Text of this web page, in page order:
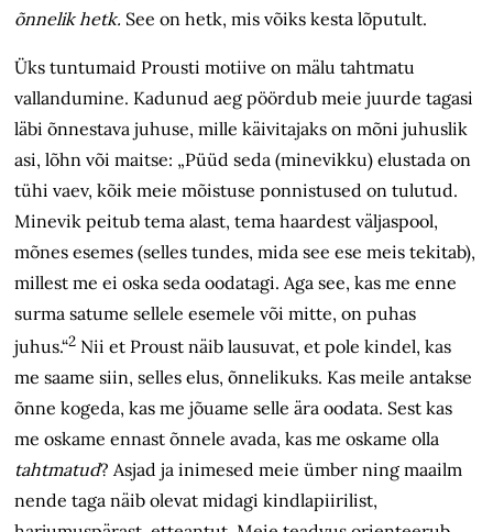
õnnelik hetk. See on hetk, mis võiks kesta lõputult.
Üks tuntumaid Prousti motiive on mälu tahtmatu
vallandumine. Kadunud aeg pöördub meie juurde tagasi
läbi õnnestava juhuse, mille käivitajaks on mõni juhuslik
asi, lõhn või maitse: „Püüd seda (minevikku) elustada on
tühi vaev, kõik meie mõistuse ponnistused on tulutud.
Minevik peitub tema alast, tema haardest väljaspool,
mõnes esemes (selles tundes, mida see ese meis tekitab),
millest me ei oska seda oodatagi. Aga see, kas me enne
surma satume sellele esemele või mitte, on puhas
juhus.“2 Nii et Proust näib lausuvat, et pole kindel, kas
me saame siin, selles elus, õnnelikuks. Kas meile antakse
õnne kogeda, kas me jõuame selle ära oodata. Sest kas
me oskame ennast õnnele avada, kas me oskame olla
tahtmatud? Asjad ja inimesed meie ümber ning maailm
nende taga näib olevat midagi kindlapiirilist,